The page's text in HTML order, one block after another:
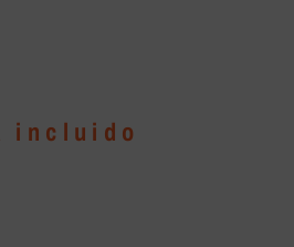
incluido